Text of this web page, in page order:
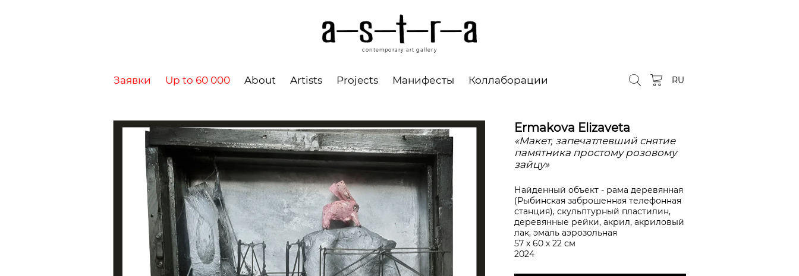
contemporary art gallery
Заявки Up to 60 000 About Artists Projects Манифесты Коллаборации RU
Ermakova Elizaveta
«Макет, запечатлевший снятие
памятника простому розовому
зайцу»
Найденный объект - рама деревянная
(Рыбинская заброшенная телефонная
станция), скульптурный пластилин,
деревянные рейки, акрил, акриловый
лак, эмаль аэрозольная
57 х 60 х 22 см
2024